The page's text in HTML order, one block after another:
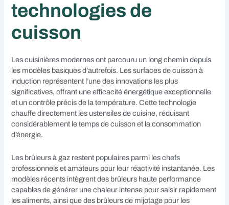
technologies de
cuisson
Les cuisinières modernes ont parcouru un long chemin depuis
les modèles basiques d’autrefois. Les surfaces de cuisson à
induction représentent l’une des innovations les plus
significatives, offrant une efficacité énergétique exceptionnelle
et un contrôle précis de la température. Cette technologie
chauffe directement les ustensiles de cuisine, réduisant
considérablement le temps de cuisson et la consommation
d’énergie.
Les brûleurs à gaz restent populaires parmi les chefs
professionnels et amateurs pour leur réactivité instantanée. Les
modèles récents intègrent des brûleurs haute performance
capables de générer une chaleur intense pour saisir rapidement
les aliments, ainsi que des brûleurs de mijotage pour les